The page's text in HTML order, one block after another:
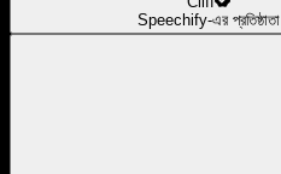
Speechify-এর প্রতিষ্ঠাতা